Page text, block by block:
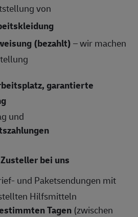
von
(bezahlt)– wir machen
garantierte
und
bei uns
und Paketsendungen mit
Hilfsmitteln
Tagen (zwischen